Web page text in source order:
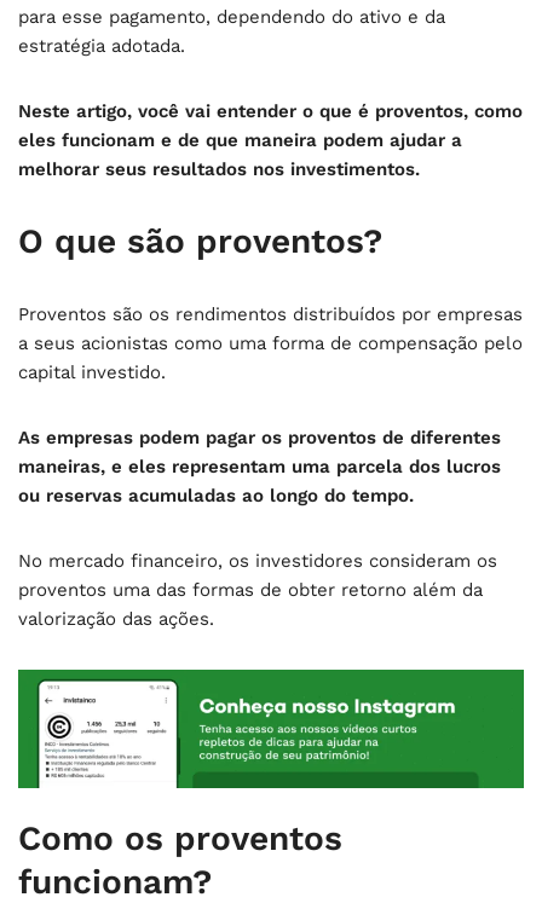
para esse pagamento, dependendo do ativo e da
estratégia adotada.
Neste artigo, você vai entender o que é proventos, como
eles funcionam e de que maneira podem ajudar a
melhorar seus resultados nos investimentos.
O que são proventos?
Proventos são os rendimentos distribuídos por empresas
a seus acionistas como uma forma de compensação pelo
capital investido.
As empresas podem pagar os proventos de diferentes
maneiras, e eles representam uma parcela dos lucros
ou reservas acumuladas ao longo do tempo.
No mercado financeiro, os investidores consideram os
proventos uma das formas de obter retorno além da
valorização das ações.
Como os proventos
funcionam?